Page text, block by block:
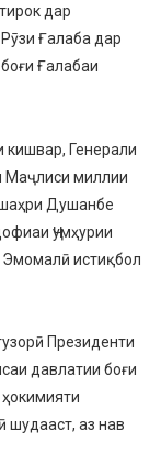
дар
Ғалаба дар
Ғалабаи
Генерали
Маҷлиси миллии
шаҳри Душанбе
Ҷумҳурии
Эмомалӣ истиқбол
Президенти
давлатии боғи
шудааст, аз нав